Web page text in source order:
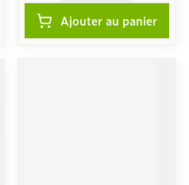
Ajouter au panier